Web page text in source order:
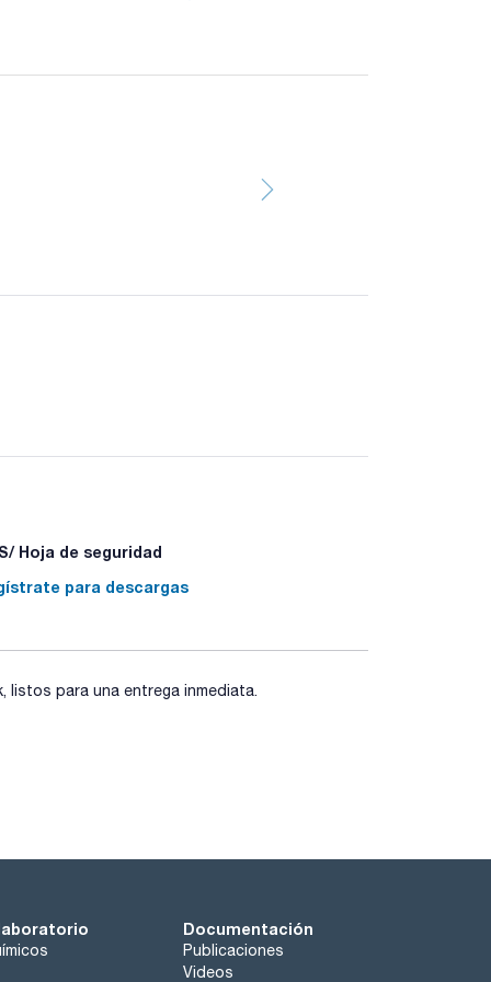
- P501a
Hoja de seguridad
para descargas
para una entrega inmediata.
Documentación
Publicaciones
Videos